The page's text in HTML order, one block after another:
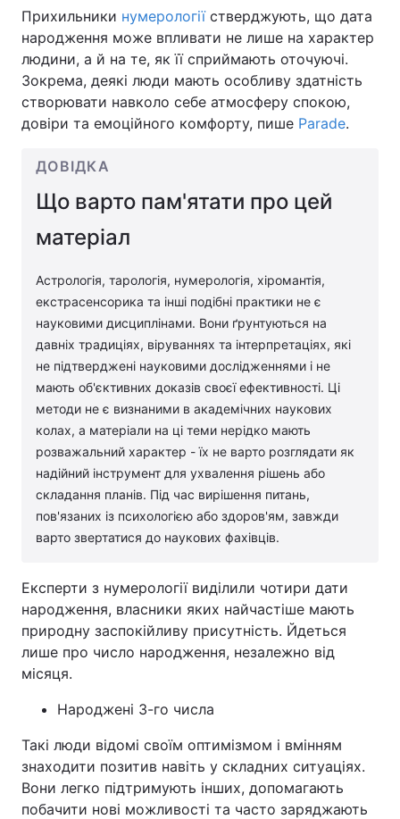
Прихильники нумерологіїстверджують, що дата
народження може впливати не лише на характер
людини, а й на те, як її сприймають оточуючі.
Зокрема, деякі люди мають особливу здатність
створювати навколо себе атмосферу спокою,
довіри та емоційного комфорту, пише Parade.
ДОВІДКА
Що варто пам'ятати про цей
матеріал
Астрологія, тарологія, нумерологія, хіромантія,
екстрасенсорика та інші подібні практики не є
науковими дисциплінами. Вони ґрунтуються на
давніх традиціях, віруваннях та інтерпретаціях, які
не підтверджені науковими дослідженнями і не
мають об'єктивних доказів своєї ефективності. Ці
методи не є визнаними в академічних наукових
колах, а матеріали на ці теми нерідко мають
розважальний характер - їх не варто розглядати як
надійний інструмент для ухвалення рішень або
складання планів. Під час вирішення питань,
пов'язаних із психологією або здоров'ям, завжди
варто звертатися до наукових фахівців.
Експерти з нумерології виділили чотири дати
народження, власники яких найчастіше мають
природну заспокійливу присутність. Йдеться
лише про число народження, незалежно від
місяця.
Народжені 3-го числа
Такі люди відомі своїм оптимізмом і вмінням
знаходити позитив навіть у складних ситуаціях.
Вони легко підтримують інших, допомагають
побачити нові можливості та часто заряджають